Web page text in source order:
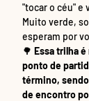
"tocar o céu" e
Muito verde,
esperam por
🌳 Essa trilha
ponto de
término,
de encontro